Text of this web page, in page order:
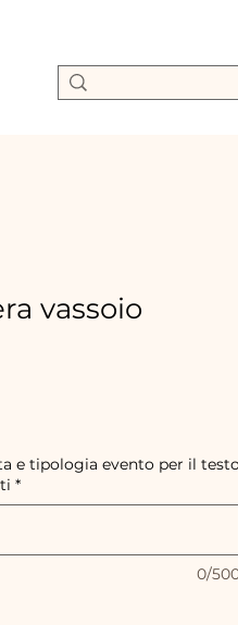
vassoio
e tipologia evento per il
*
0/